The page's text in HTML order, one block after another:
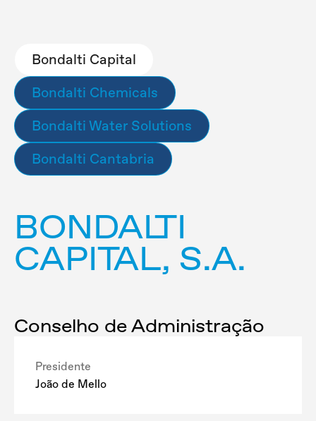
Bondalti Capital
Bondalti Chemicals
Bondalti Water Solutions
Bondalti Cantabria
BONDALTI
CAPITAL, S.A.
Conselho de Administração
Presidente
João de Mello